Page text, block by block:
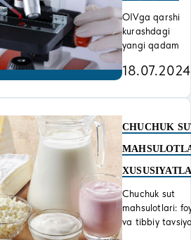
OIVga qarshi
kurashdagi
yangi qadam
18.07.2024
CHUCHUK
Chuchuk sut
mahsulotlari:
va tibbiy